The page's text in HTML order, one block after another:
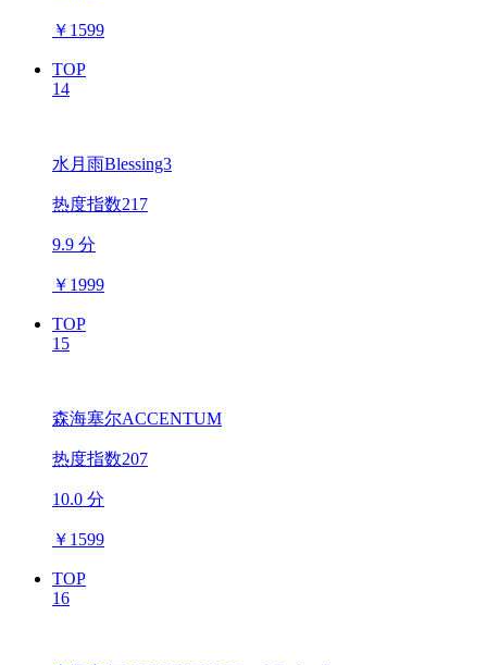
￥ 1599
TOP
14
水月雨Blessing3
热度指数217
9.9 分
￥ 1999
TOP
15
森海塞尔ACCENTUM
热度指数207
10.0 分
￥ 1599
TOP
16